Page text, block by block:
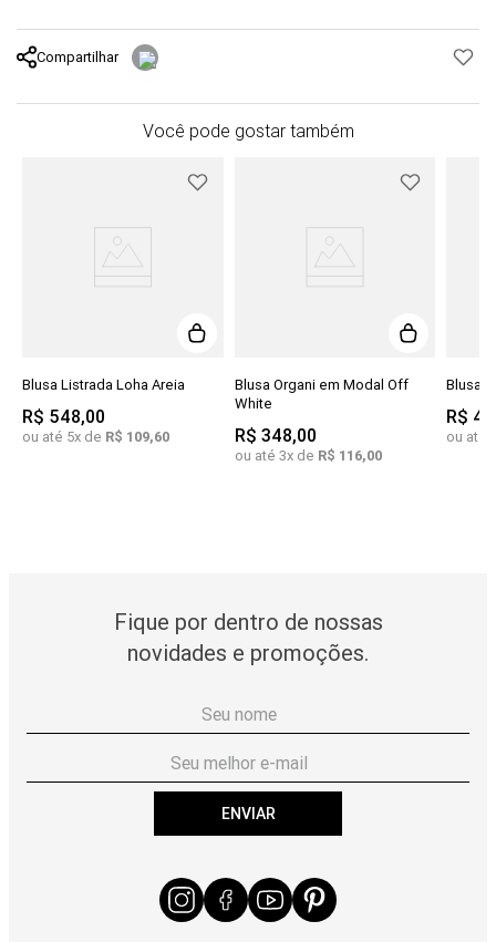
Compartilhar
Você pode gostar também
Blusa Listrada Loha Areia
R$ 548,00
ou até 5x de R$ 109,60
Blusa Organi em Modal Off
White
R$ 348,00
ou até 3x de R$ 116,00
Blusa
R$
ou até
Fique por dentro de nossas
novidades e promoções.
ENVIAR